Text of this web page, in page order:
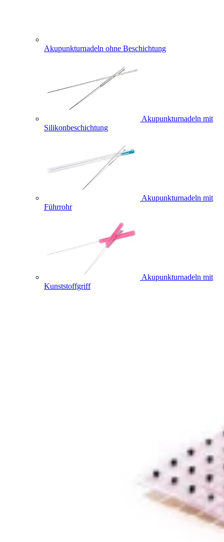
Akupunkturnadeln ohne Beschichtung
Akupunkturnadeln mit
Silikonbeschichtung
Akupunkturnadeln mit
Führrohr
Akupunkturnadeln mit
Kunststoffgriff